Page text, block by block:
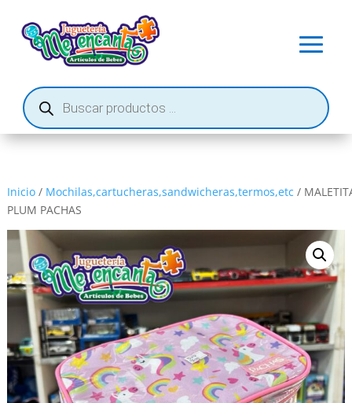
Búsqueda
de
productos
Inicio/ Mochilas,cartucheras,sandwicheras,termos,etc /
PLUM PACHAS